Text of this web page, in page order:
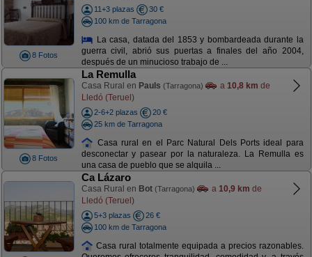
8 Fotos
11+3 plazas
30 €
100 km de Tarragona
La casa, datada del 1853 y bombardeada durante la
guerra civil, abrió sus puertas a finales del año 2004,
después de un minucioso trabajo de ...
8 Fotos
La Remulla
Casa Rural en Pauls (Tarragona) a 10,8 km de
Lledó (Teruel)
2-6+2 plazas
20 €
25 km de Tarragona
Casa rural en el Parc Natural Dels Ports ideal para
desconectar y pasear por la naturaleza. La Remulla es
una casa de pueblo que se alquila ...
Ca Lázaro
Casa Rural en Bot (Tarragona) a 10,9 km de
Lledó (Teruel)
5+3 plazas
26 €
100 km de Tarragona
Casa rural totalmente equipada a precios razonables.